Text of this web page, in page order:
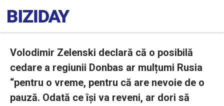
Volodimir Zelenski declară că o posibilă
cedare a regiunii Donbas ar mulțumi Rusia
“pentru o vreme, pentru că are nevoie de o
pauză. Odată ce își va reveni, ar dori să